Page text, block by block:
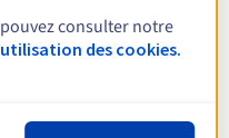
consulter notre
des cookies.